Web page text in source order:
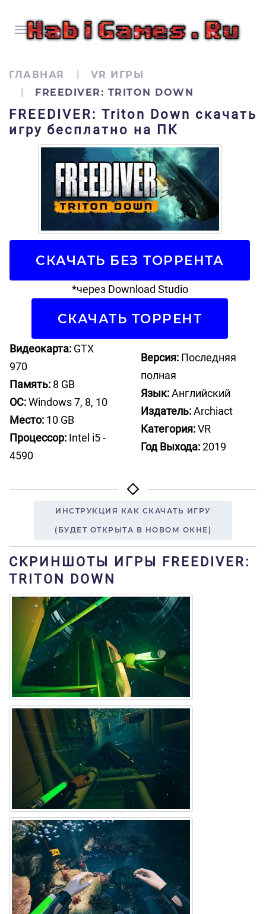
ГЛАВНАЯ
VR ИГРЫ
FREEDIVER: TRITON DOWN
FREEDIVER: Triton Down скачать
игру бесплатно на ПК
СКАЧАТЬ БЕЗ ТОРРЕНТА
*через Download Studio
СКАЧАТЬ ТОРРЕНТ
Видеокарта: GTX
970
Память: 8 GB
ОС:Windows 7, 8, 10
Место: 10 GB
Процессор: Intel i5 -
4590
Версия: Последняя
полная
Язык:Английский
Издатель:Archiact
Категория:VR
Год Выхода:2019
ИНСТРУКЦИЯ КАК СКАЧАТЬ ИГРУ
(БУДЕТ ОТКРЫТА В НОВОМ ОКНЕ)
СКРИНШОТЫ ИГРЫ FREEDIVER:
TRITON DOWN